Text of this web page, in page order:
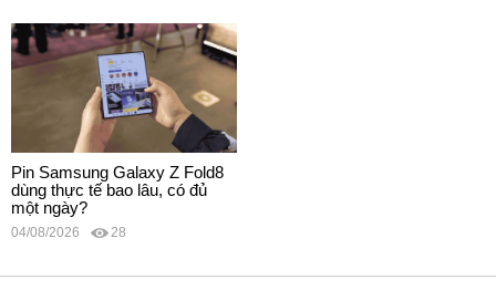
Pin Samsung Galaxy Z Fold8
dùng thực tế bao lâu, có đủ
một ngày?
04/08/2026 28